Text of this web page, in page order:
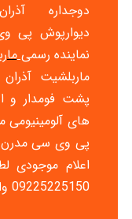
دوجداره
دیوارپوش پی
نماینده رسمی
ماربلشیت
پشت فومدار و
های آلومینیومی
پی وی سی مدرن
اعلام موجودی
09225225150 واتس آپ نمایید